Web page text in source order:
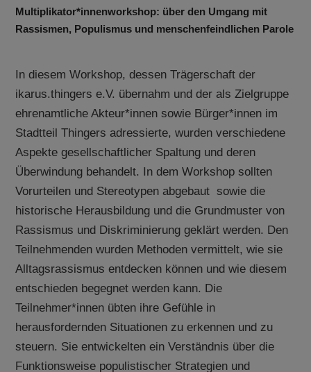
Multiplikator*innenworkshop: über den Umgang mit
Rassismen, Populismus und menschenfeindlichen Parole
In diesem Workshop, dessen Trägerschaft der
ikarus.thingers e.V. übernahm und der als Zielgruppe
ehrenamtliche Akteur*innen sowie Bürger*innen im
Stadtteil Thingers adressierte, wurden verschiedene
Aspekte gesellschaftlicher Spaltung und deren
Überwindung behandelt. In dem Workshop sollten
Vorurteilen und Stereotypen abgebaut sowie die
historische Herausbildung und die Grundmuster von
Rassismus und Diskriminierung geklärt werden. Den
Teilnehmenden wurden Methoden vermittelt, wie sie
Alltagsrassismus entdecken können und wie diesem
entschieden begegnet werden kann. Die
Teilnehmer*innen übten ihre Gefühle in
herausfordernden Situationen zu erkennen und zu
steuern. Sie entwickelten ein Verständnis über die
Funktionsweise populistischer Strategien und